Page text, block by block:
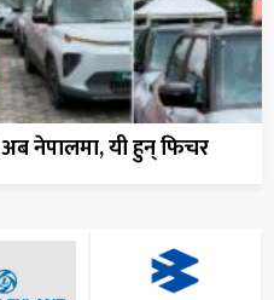
अब नेपालमा, यी हुन् फिचर